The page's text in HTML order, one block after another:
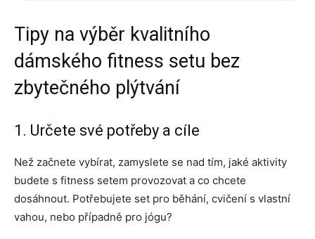
Tipy na výběr kvalitního
dámského fitness setu bez
zbytečného plýtvání
1. Určete své potřeby a cíle
Než začnete vybírat, zamyslete se nad tím, jaké aktivity
budete s fitness setem provozovat a co chcete
dosáhnout. Potřebujete set pro běhání, cvičení s vlastní
vahou, nebo případně pro jógu?